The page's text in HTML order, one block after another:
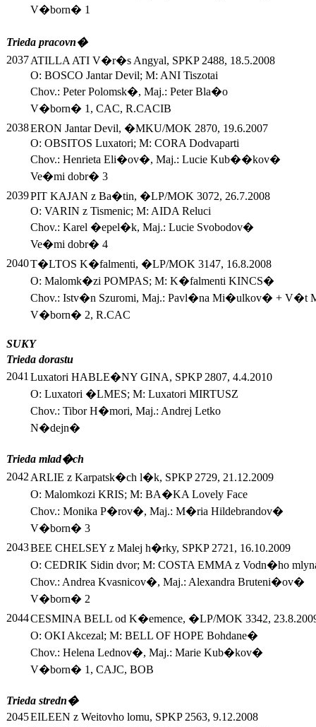
V�born� 1
Trieda pracovn�
2037ATILLA ATI V�r�s Angyal, SPKP 2488, 18.5.2008
O: BOSCO Jantar Devil; M: ANI Tiszotai
Chov.: Peter Polomsk�, Maj.: Peter Bla�o
V�born� 1, CAC, R.CACIB
2038ERON Jantar Devil, �MKU/MOK 2870, 19.6.2007
O: OBSITOS Luxatori; M: CORA Dodvaparti
Chov.: Henrieta Eli�ov�, Maj.: Lucie Kub��kov�
Ve�mi dobr� 3
2039PIT KAJAN z Ba�tin, �LP/MOK 3072, 26.7.2008
O: VARIN z Tismenic; M: AIDA Reluci
Chov.: Karel �epel�k, Maj.: Lucie Svobodov�
Ve�mi dobr� 4
2040T�LTOS K�falmenti, �LP/MOK 3147, 16.8.2008
O: Malomk�zi POMPAS; M: K�falmenti KINCS�
Chov.: Istv�n Szuromi, Maj.: Pavl�na Mi�ulkov� + V�t
V�born� 2, R.CAC
SUKY
Trieda dorastu
2041Luxatori HABLE�NY GINA, SPKP 2807, 4.4.2010
O: Luxatori �LMES; M: Luxatori MIRTUSZ
Chov.: Tibor H�mori, Maj.: Andrej Letko
N�dejn�
Trieda mlad�ch
2042ARLIE z Karpatsk�ch l�k, SPKP 2729, 21.12.2009
O: Malomkozi KRIS; M: BA�KA Lovely Face
Chov.: Monika P�rov�, Maj.: M�ria Hildebrandov�
V�born� 3
2043BEE CHELSEY z Malej h�rky, SPKP 2721, 16.10.2009
O: CEDRIK Sidin dvor; M: COSTA EMMA z Vodn�ho
Chov.: Andrea Kvasnicov�, Maj.: Alexandra Bruteni�ov�
V�born� 2
2044CESMINA BELL od K�emence, �LP/MOK 3342,
O: OKI Akcezal; M: BELL OF HOPE Bohdane�
Chov.: Helena Lednov�, Maj.: Marie Kub�kov�
V�born� 1, CAJC, BOB
Trieda stredn�
2045EILEEN z Weitovho lomu, SPKP 2563, 9.12.2008